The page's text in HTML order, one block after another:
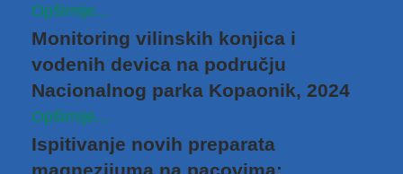
Opširnije...
Monitoring vilinskih konjica i
vodenih devica na području
Nacionalnog parka Kopaonik, 2024
Opširnije...
Ispitivanje novih preparata